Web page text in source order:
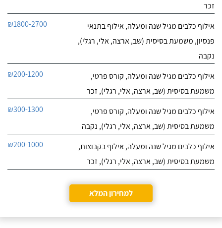
לפרטי העסק
חייג עכשיו
זכר
אילוף כלבים מגיל שנה ומעלה, אילוף בתנאי
פנסיון, משמעת בסיסית (שב, ארצה, אלי, רגלי),
נקבה
₪1800-2700
אילוף כלבים מגיל שנה ומעלה, קורס פרטי,
משמעת בסיסית (שב, ארצה, אלי, רגלי), זכר
₪200-1200
אילוף כלבים מגיל שנה ומעלה, קורס פרטי,
משמעת בסיסית (שב, ארצה, אלי, רגלי), נקבה
₪300-1300
אילוף כלבים מגיל שנה ומעלה, אילוף בקבוצות,
משמעת בסיסית (שב, ארצה, אלי, רגלי), זכר
₪200-1000
למחירון המלא